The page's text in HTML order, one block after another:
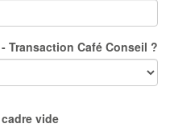
Transaction Café Conseil ?
vide